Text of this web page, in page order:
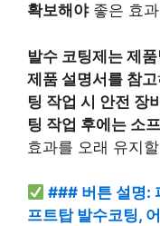
확보해야좋은 효
발수 코팅제는 제
제품 설명서를 참고
팅 작업 시 안전 장
팅 작업 후에는 소
효과를 오래 유지
### 버튼 설명:
프트탑 발수코팅,